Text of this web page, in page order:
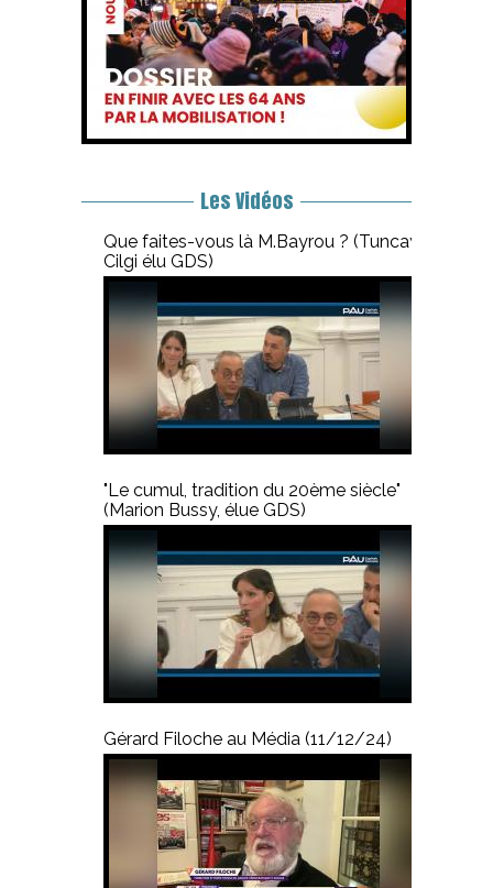
Les Vidéos
Que faites-vous là M.Bayrou ? (Tuncay
Cilgi élu GDS)
"Le cumul, tradition du 20ème siècle"
(Marion Bussy, élue GDS)
Gérard Filoche au Média (11/12/24)